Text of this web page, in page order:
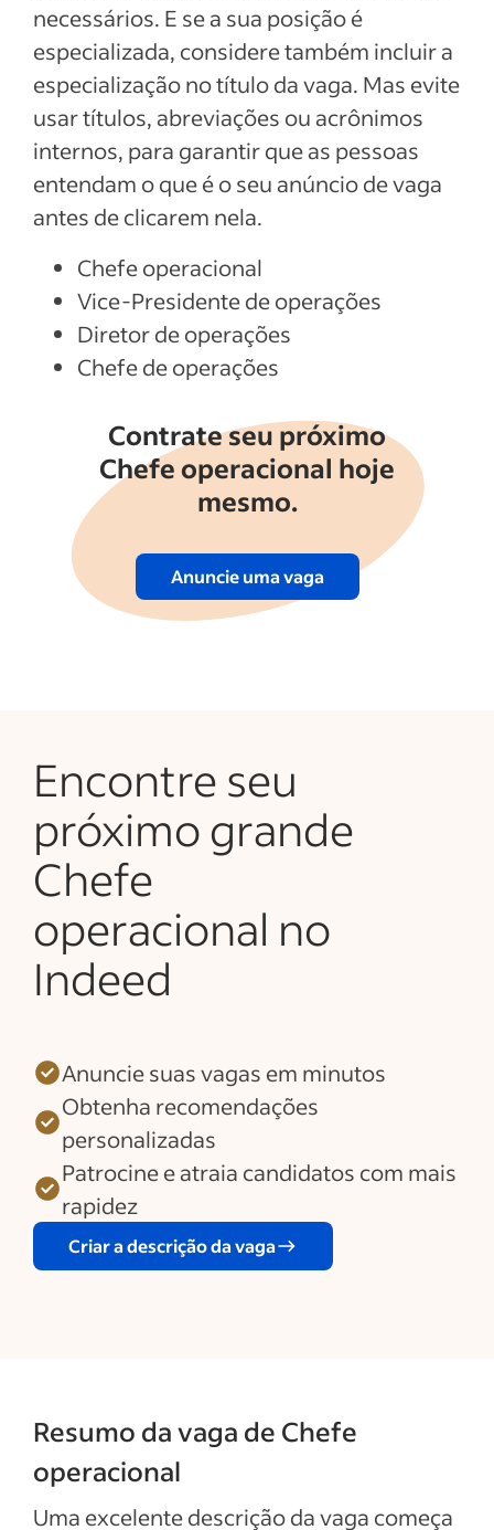
necessários. E se a sua posição é
especializada, considere também incluir a
especialização no título da vaga. Mas evite
usar títulos, abreviações ou acrônimos
internos, para garantir que as pessoas
entendam o que é o seu anúncio de vaga
antes de clicarem nela.
Chefe operacional
Vice-Presidente de operações
Diretor de operações
Chefe de operações
Contrate seu próximo
Chefe operacional hoje
mesmo.
Anuncie uma vaga
Encontre seu
próximo grande
Chefe
operacional no
Indeed
Anuncie suas vagas em minutos
Obtenha recomendações
personalizadas
Patrocine e atraia candidatos com mais
rapidez
Criar a descrição da vaga
Resumo da vaga de Chefe
operacional
Uma excelente descrição da vaga começa